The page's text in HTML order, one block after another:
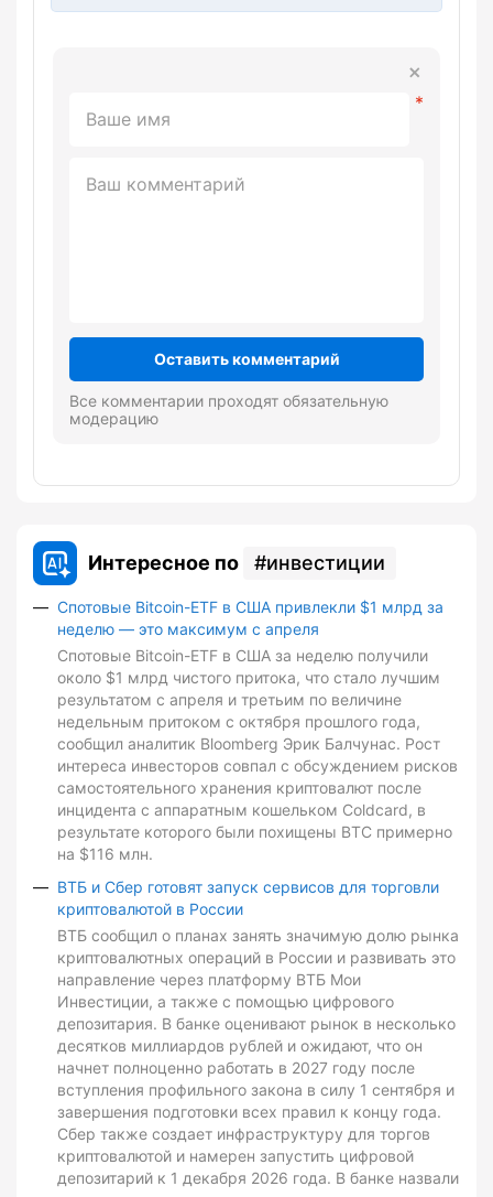
Оставить комментарий
Все комментарии проходят обязательную
модерацию
Интересное по инвестиции
Спотовые Bitcoin-ETF в США привлекли $1 млрд за
неделю — это максимум с апреля
Спотовые Bitcoin-ETF в США за неделю получили
около $1 млрд чистого притока, что стало лучшим
результатом с апреля и третьим по величине
недельным притоком с октября прошлого года,
сообщил аналитик Bloomberg Эрик Балчунас. Рост
интереса инвесторов совпал с обсуждением рисков
самостоятельного хранения криптовалют после
инцидента с аппаратным кошельком Coldcard, в
результате которого были похищены BTC примерно
на $116 млн.
ВТБ и Сбер готовят запуск сервисов для торговли
криптовалютой в России
ВТБ сообщил о планах занять значимую долю рынка
криптовалютных операций в России и развивать это
направление через платформу ВТБ Мои
Инвестиции, а также с помощью цифрового
депозитария. В банке оценивают рынок в несколько
десятков миллиардов рублей и ожидают, что он
начнет полноценно работать в 2027 году после
вступления профильного закона в силу 1 сентября и
завершения подготовки всех правил к концу года.
Сбер также создает инфраструктуру для торгов
криптовалютой и намерен запустить цифровой
депозитарий к 1 декабря 2026 года. В банке назвали